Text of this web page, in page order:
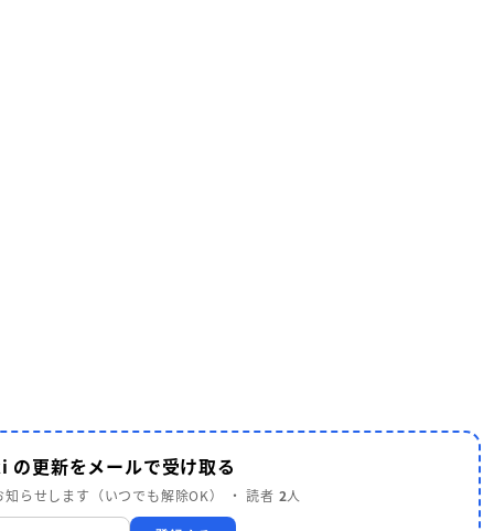
更新をメールで受け取る
らせします（いつでも解除OK） ・ 読者 2人